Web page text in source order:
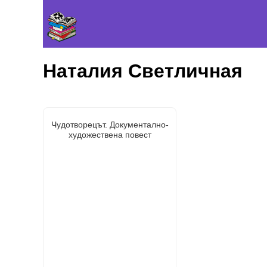
Наталия Светличная
Чудотворецът. Документално-
художествена повест